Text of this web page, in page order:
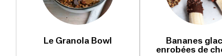
Le Granola Bowl
Bananes
enrobées de